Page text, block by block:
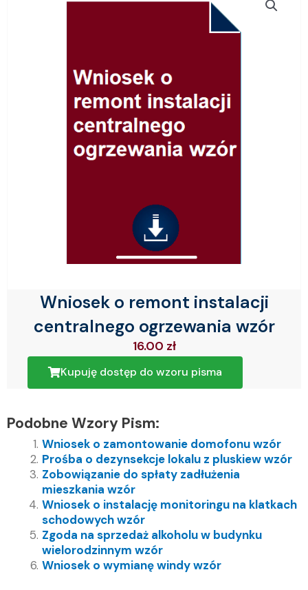
Wniosek o remont instalacji
centralnego ogrzewania wzór
16.00 zł
Kupuję dostęp do wzoru pisma
Podobne Wzory Pism:
Wniosek o zamontowanie domofonu wzór
Prośba o dezynsekcje lokalu z pluskiew wzór
Zobowiązanie do spłaty zadłużenia
mieszkania wzór
Wniosek o instalację monitoringu na klatkach
schodowych wzór
Zgoda na sprzedaż alkoholu w budynku
wielorodzinnym wzór
Wniosek o wymianę windy wzór